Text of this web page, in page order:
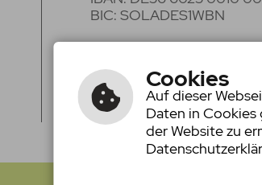
BIC: SOLADES1WBN
Volksbank Stuttgart eG
IBAN: DE50 6009 0100
BIC: VOBADESS
Cookies
Auf dieser
Daten in
der Website zu